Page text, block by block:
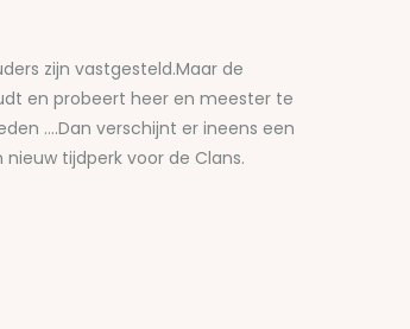
zijn vastgesteld.Maar de
en probeert heer en meester te
….Dan verschijnt er ineens een
tijdperk voor de Clans.